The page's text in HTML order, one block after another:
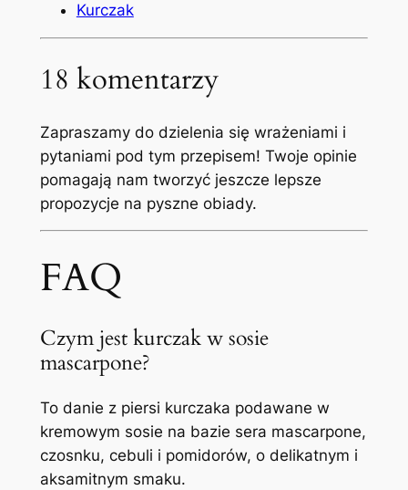
Kurczak
18 komentarzy
Zapraszamy do dzielenia się wrażeniami i
pytaniami pod tym przepisem! Twoje opinie
pomagają nam tworzyć jeszcze lepsze
propozycje na pyszne obiady.
FAQ
Czym jest kurczak w sosie
mascarpone?
To danie z piersi kurczaka podawane w
kremowym sosie na bazie sera mascarpone,
czosnku, cebuli i pomidorów, o delikatnym i
aksamitnym smaku.